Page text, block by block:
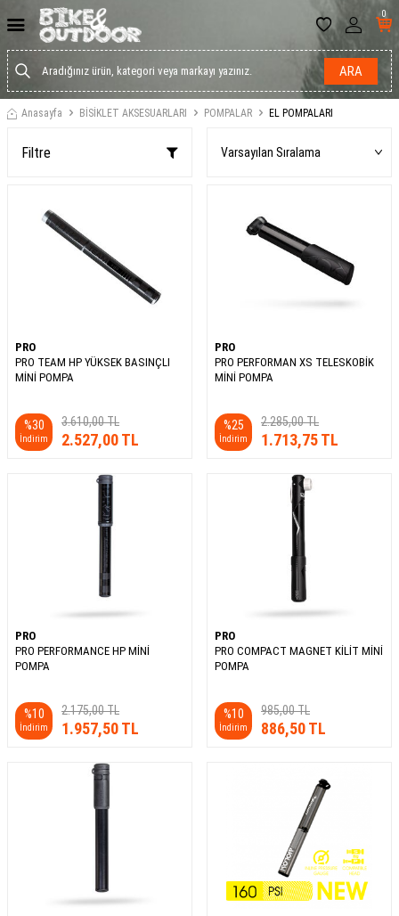
ARA
0
Anasayfa BİSİKLET AKSESUARLARI POMPALAR EL POMPALARI
Filtre
PRO
PRO TEAM HP YÜKSEK BASINÇLI
MİNİ POMPA
%30
İndirim
3.610,00TL
2.527,00TL
PRO
PRO PERFORMAN XS TELESKOBİK
MİNİ POMPA
%25
İndirim
2.285,00TL
1.713,75TL
PRO
PRO PERFORMANCE HP MİNİ
POMPA
%10
İndirim
2.175,00TL
1.957,50TL
PRO
PRO COMPACT MAGNET KİLİT MİNİ
POMPA
%10
İndirim
985,00TL
886,50TL